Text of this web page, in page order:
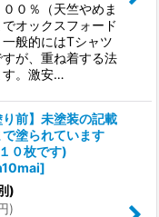
０％（天竺やめま
オックスフォード
般的にはTシャツ
が、重ね着する法
す。激安…
前】未塗装の記載
塗られています
０枚です)
]
)
)